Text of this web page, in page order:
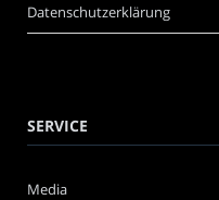
Datenschutzerklärung
SERVICE
Media